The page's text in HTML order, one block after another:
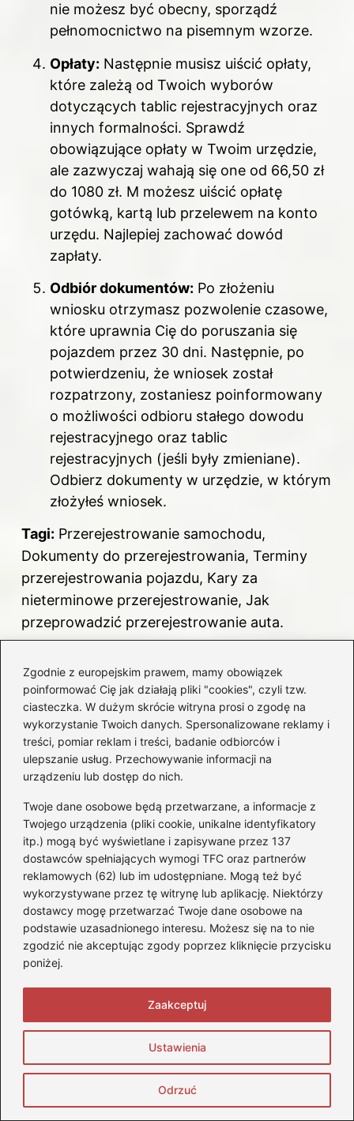
Zgodnie z europejskim prawem, mamy obowiązek
poinformować Cię jak działają pliki "cookies", czyli tzw.
ciasteczka. W dużym skrócie witryna prosi o zgodę na
wykorzystanie Twoich danych. Spersonalizowane reklamy i
treści, pomiar reklam i treści, badanie odbiorców i
ulepszanie usług. Przechowywanie informacji na
urządzeniu lub dostęp do nich.
Twoje dane osobowe będą przetwarzane, a informacje z
Twojego urządzenia (pliki cookie, unikalne identyfikatory
itp.) mogą być wyświetlane i zapisywane przez 137
dostawców spełniających wymogi TFC oraz partnerów
reklamowych (62) lub im udostępniane. Mogą też być
wykorzystywane przez tę witrynę lub aplikację. Niektórzy
dostawcy mogę przetwarzać Twoje dane osobowe na
podstawie uzasadnionego interesu. Możesz się na to nie
zgodzić nie akceptując zgody poprzez kliknięcie przycisku
poniżej.
Ustawienia
Odrzuć
Zaakceptuj
nie możesz być obecny, sporządź
pełnomocnictwo na pisemnym wzorze.
Opłaty: Następnie musisz uiścić opłaty,
które zależą od Twoich wyborów
dotyczących tablic rejestracyjnych oraz
innych formalności. Sprawdź
obowiązujące opłaty w Twoim urzędzie,
ale zazwyczaj wahają się one od 66,50 zł
do 1080 zł. M możesz uiścić opłatę
gotówką, kartą lub przelewem na konto
urzędu. Najlepiej zachować dowód
zapłaty.
Odbiór dokumentów: Po złożeniu
wniosku otrzymasz pozwolenie czasowe,
które uprawnia Cię do poruszania się
pojazdem przez 30 dni. Następnie, po
potwierdzeniu, że wniosek został
rozpatrzony, zostaniesz poinformowany
o możliwości odbioru stałego dowodu
rejestracyjnego oraz tablic
rejestracyjnych (jeśli były zmieniane).
Odbierz dokumenty w urzędzie, w którym
złożyłeś wniosek.
Tagi: Przerejestrowanie samochodu,
Dokumenty do przerejestrowania, Terminy
przerejestrowania pojazdu, Kary za
nieterminowe przerejestrowanie, Jak
przeprowadzić przerejestrowanie auta.
a
c
e
b
o
o
k
nt
er
e
st
e
d
di
t
u
m
bl
r
n
k
e
dI
Powiązane wpisy:
Jak szybko i prosto obliczyć czas jazdy
samochodem?
skórzaną w samochodzie? Porady i
środki czyszczące
Praktyczne porady, jak przewozić narty
w samochodzie bez stresu
Jak skutecznie czyścić zegary w
samochodzie, by znów lśniły?
Czy Tesla ma silnik spalinowy?
Ile pali Seat Altea? Sprawdź rzeczywiste
zużycie paliwa tego auta!
Jak skutecznie znaleźć miejsce, gdzie